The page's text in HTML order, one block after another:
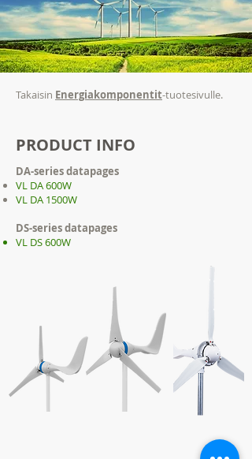
Takaisin Energiakomponentit-tuotesivulle.
PRODUCT INFO
DA-series datapages
VL DA 600W
VL DA 1500W
DS-series datapages
VL DS 600W